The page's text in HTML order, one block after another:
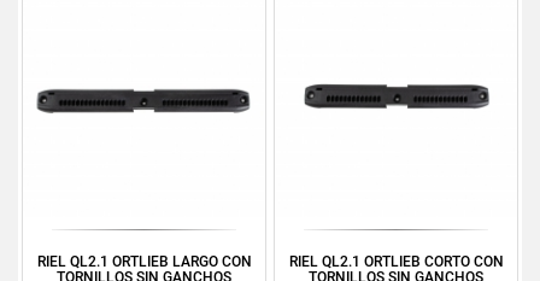
RIEL QL2.1 ORTLIEB LARGO CON
TORNILLOS SIN GANCHOS
RIEL QL2.1 ORTLIEB CORTO CON
TORNILLOS SIN GANCHOS